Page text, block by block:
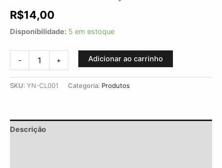
R$14,00
Disponibilidade: 5 em estoque
- + Adicionar ao carrinho
SKU: YN-CL001 Categoria: Produtos
Descrição